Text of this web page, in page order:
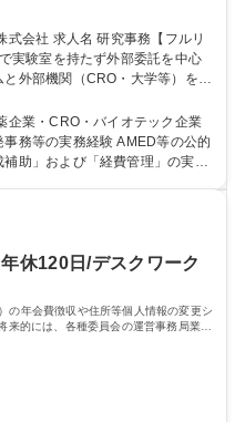
務【フルリ
外部機関（CRO・大学等）をつ
どの研究事務全般をお任せしま
■研究報告書、試験関連資料、
進捗・タイムライン・予算執行
可】
企業・CRO・バイオテック企業
務等の実務経験 AMED等の公的
助」および「経費管理」の実務
ド勤務、時短勤務など個々のラ
です。育児や介護との両立も応
大学 語学力： 資格：
休120日/デスクワーク
の年会費徴収や住所等個人情報の変更シ
的には、各種委員会の運営事務局業務